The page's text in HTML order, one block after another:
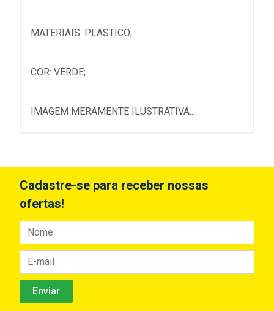
MATERIAIS: PLASTICO;
COR: VERDE;
IMAGEM MERAMENTE ILUSTRATIVA....
Cadastre-se para receber nossas
ofertas!